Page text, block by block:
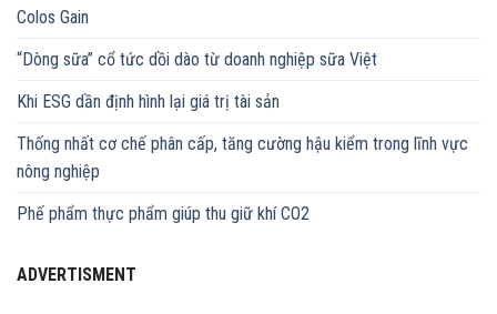
Colos Gain
“Dòng sữa” cổ tức dồi dào từ doanh nghiệp sữa Việt
Khi ESG dần định hình lại giá trị tài sản
Thống nhất cơ chế phân cấp, tăng cường hậu kiểm trong lĩnh vực
nông nghiệp
Phế phẩm thực phẩm giúp thu giữ khí CO2
ADVERTISMENT